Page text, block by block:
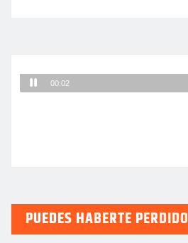
PUEDES HABERTE PERDIDO